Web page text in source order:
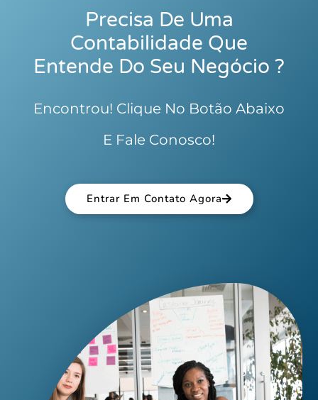
Precisa De Uma
Contabilidade Que
Entende Do Seu Negócio ?
Encontrou! Clique No Botão Abaixo
E Fale Conosco!
Entrar Em Contato Agora